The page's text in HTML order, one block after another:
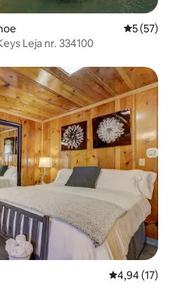
Vlerësimi
5 (57)
Shtëpi e bukur në Tahoe Keys Leja nr. 334100
klientëve
Vlerësimi
4,94 (17)